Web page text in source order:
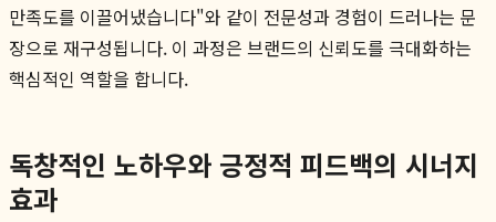
만족도를 이끌어냈습니다"와 같이 전문성과 경험이 드러나는 문
장으로 재구성됩니다. 이 과정은 브랜드의 신뢰도를 극대화하는
핵심적인 역할을 합니다.
독창적인 노하우와 긍정적 피드백의 시너지
효과